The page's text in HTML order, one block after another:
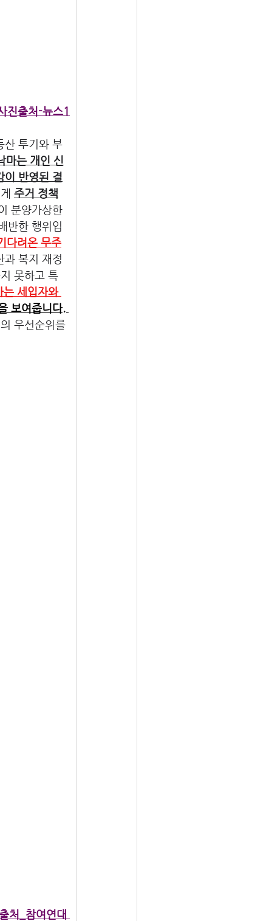
진출처-뉴스1
산 투기와 부
마는 개인 신
이 반영된 결
주거 정책
분양가상한
반한 행위입
다려온 무주
과 복지 재정
못하고 특
는 세입자와
보여줍니다.
우선순위를
처_참여연대